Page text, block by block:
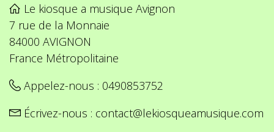
Le kiosque a musique Avignon
7 rue de la Monnaie
84000 AVIGNON
France Métropolitaine
Appelez-nous : 0490853752
Écrivez-nous : contact@lekiosqueamusique.com